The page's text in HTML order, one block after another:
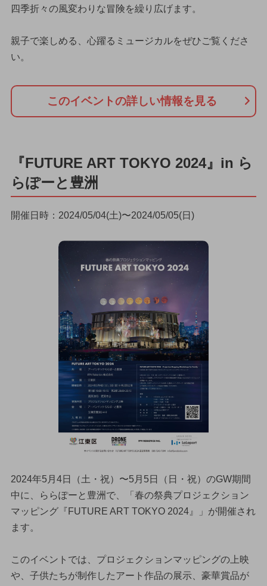
四季折々の風変わりな冒険を繰り広げます。
親子で楽しめる、心躍るミュージカルをぜひご覧くださ
い。
このイベントの詳しい情報を見る
『FUTURE ART TOKYO 2024』in ら
らぽーと豊洲
開催日時：2024/05/04(土)〜2024/05/05(日)
2024年5月4日（土・祝）〜5月5日（日・祝）のGW期間
中に、ららぽーと豊洲で、「春の祭典プロジェクション
マッピング『FUTURE ART TOKYO 2024』」が開催され
ます。
このイベントでは、プロジェクションマッピングの上映
や、子供たちが制作したアート作品の展示、豪華賞品が